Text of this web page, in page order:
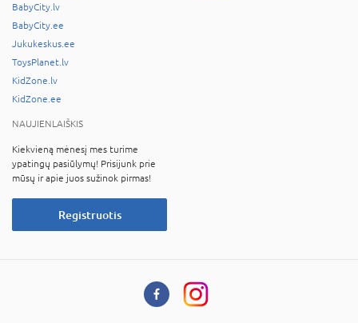
BabyCity.lv
BabyCity.ee
Jukukeskus.ee
ToysPlanet.lv
KidZone.lv
KidZone.ee
NAUJIENLAIŠKIS
Kiekvieną mėnesį mes turime
ypatingų pasiūlymų! Prisijunk prie
mūsų ir apie juos sužinok pirmas!
Registruotis